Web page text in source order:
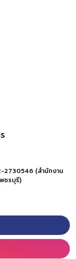
2730546 (สำนักงาน
ชรบุรี)